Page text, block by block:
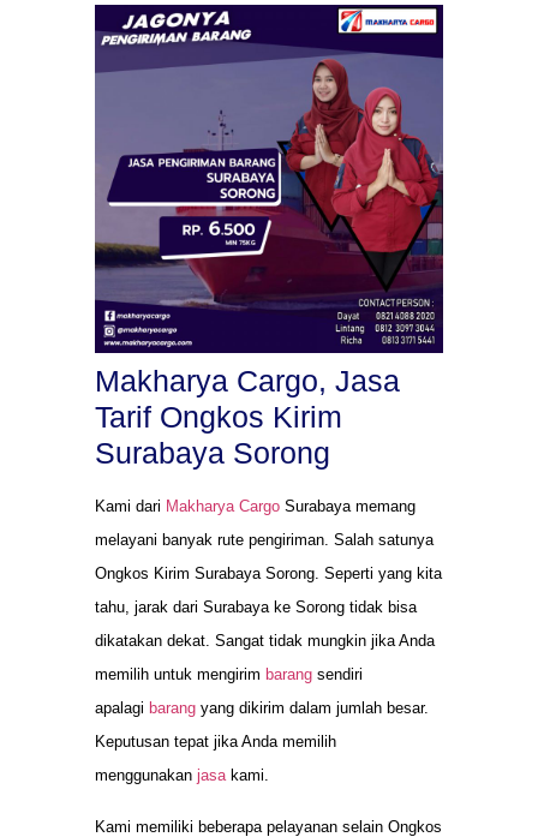
Makharya Cargo, Jasa
Tarif Ongkos Kirim
Surabaya Sorong
Kami dari Makharya Cargo Surabaya memang
melayani banyak rute pengiriman. Salah satunya
Ongkos Kirim Surabaya Sorong. Seperti yang kita
tahu, jarak dari Surabaya ke Sorong tidak bisa
dikatakan dekat. Sangat tidak mungkin jika Anda
memilih untuk mengirim barang sendiri
apalagi barang yang dikirim dalam jumlah besar.
Keputusan tepat jika Anda memilih
menggunakan jasakami.
Kami memiliki beberapa pelayanan selain Ongkos